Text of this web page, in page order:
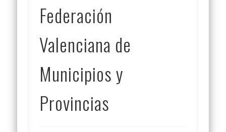
Federación
Valenciana de
Municipios y
Provincias